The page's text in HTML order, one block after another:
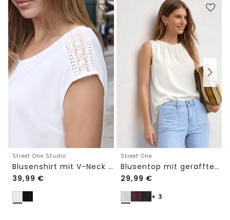
Street One Studio
Blusenshirt mit V-Neck und Spitze
39,99 €
Street One
Blusentop mit gerafftem Rundhals
29,99 €
+ 3